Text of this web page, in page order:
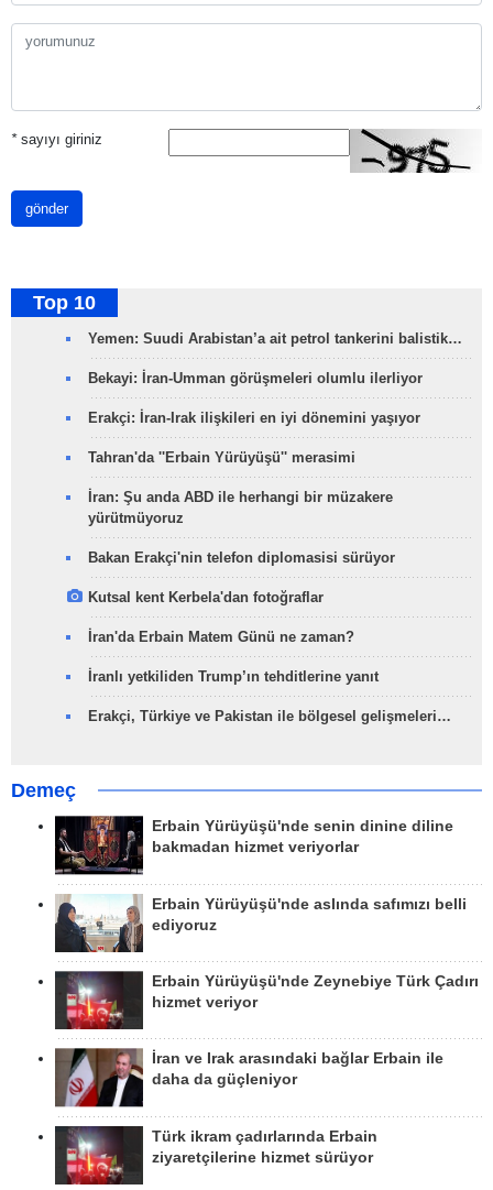
*sayıyı giriniz
gönder
Top 10
Yemen: Suudi Arabistan’a ait petrol tankerini balistik…
Bekayi: İran-Umman görüşmeleri olumlu ilerliyor
Erakçi: İran-Irak ilişkileri en iyi dönemini yaşıyor
Tahran'da ''Erbain Yürüyüşü'' merasimi
İran: Şu anda ABD ile herhangi bir müzakere
yürütmüyoruz
Bakan Erakçi'nin telefon diplomasisi sürüyor
Kutsal kent Kerbela'dan fotoğraflar
İran'da Erbain Matem Günü ne zaman?
İranlı yetkiliden Trump’ın tehditlerine yanıt
Erakçi, Türkiye ve Pakistan ile bölgesel gelişmeleri…
Demeç
Erbain Yürüyüşü'nde senin dinine diline
bakmadan hizmet veriyorlar
Erbain Yürüyüşü'nde aslında safımızı belli
ediyoruz
Erbain Yürüyüşü'nde Zeynebiye Türk Çadırı
hizmet veriyor
İran ve Irak arasındaki bağlar Erbain ile
daha da güçleniyor
Türk ikram çadırlarında Erbain
ziyaretçilerine hizmet sürüyor